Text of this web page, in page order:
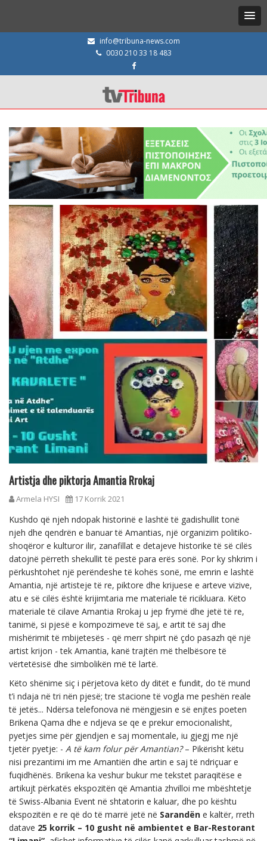
info@tribuna-news.com
0030 210 33 18 483
Artistja dhe piktorja Amantia Rrokaj
Armela HYSI 17 Korrik 2021
Kushdo që njeh ndopak historinë e lashtë të gadishullit tonë
njeh dhe qendrën e banuar të Amantias, një organizim politiko-
shoqëror e kulturor ilir, zanafillat e detajeve historike të së cilës
datojnë përreth shekullit të pestë para erës sonë. Por ky shkrim i
përkushtohet një perëndeshe të kohës sonë, me emrin e lashtë
Amantia, një artisteje të re, piktore dhe krijuese e arteve vizive,
atu e së cilës është krijimtaria me materiale të ricikluara. Këto
materiale të cilave Amantia Rrokaj u jep frymë dhe jetë të re,
tanimë, si pjesë e kompozimeve të saj, e artit të saj dhe
mishërimit të mbijetesës - që merr shpirt në çdo pasazh që një
artist krijon - tek Amantia, kanë trajtën më thelbësore të
vërtetësisë dhe simbolikën më të lartë.
Këto shënime siç i përjetova këto dy ditët e fundit, do të mund
t’i ndaja në tri nën pjesë; tre stacione të vogla me peshën reale
të jetës... Ndërsa telefonova në mëngjesin e së enjtes poeten
Brikena Qama dhe e ndjeva se qe e prekur emocionalisht,
pyetjes sime për gjendjen e saj momentale, iu gjegj me një
tjetër pyetje: - A të kam folur për Amantian?– Pikërisht këtu
nisi prezantimi im me Amantiën dhe artin e saj të ndriçuar e
fuqidhënës. Brikena ka veshur bukur me tekstet paraqitëse e
artikujt përkatës ekspozitën që Amantia zhvilloi me mbështetje
të Swiss-Albania Event në shtatorin e kaluar, dhe po kështu
ekspozitën e re që do të marrë jetë në Sarandën e kaltër, rreth
datave 25 korrik – 10 gusht në ambientet e Bar-Restorant